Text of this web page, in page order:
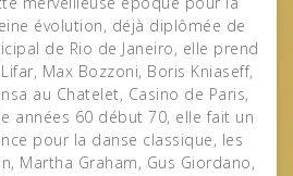
évolution, déjà diplômée de
de Rio de Janeiro, elle prend
Max Bozzoni, Boris Kniaseff,
au Chatelet, Casino de Paris,
années 60 début 70, elle fait un
pour la danse classique, les
Martha Graham, Gus Giordano,